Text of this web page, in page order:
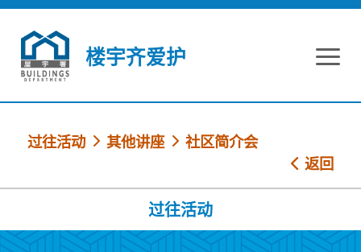
跳到内容
楼宇齐爱护
过往活动 其他讲座
社区简介会
返回
过往活动